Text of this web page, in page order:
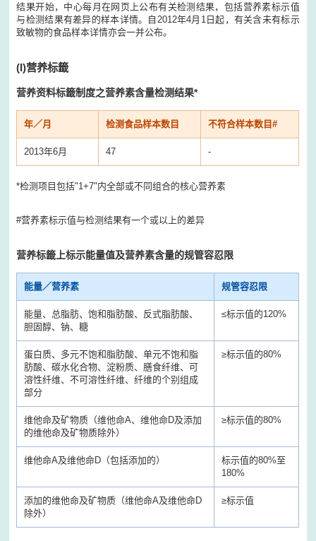
结果开始，中心每月在网页上公布有关检测结果，包括营养素标示值
与检测结果有差异的样本详情。自2012年4月1日起，有关含未有标示
致敏物的食品样本详情亦会一并公布。
(I)营养标籤
营养资料标籤制度之营养素含量检测结果*
年／月 检测食品样本数目 不符合样本数目#
2013年6月 47 -
*检测项目包括"1+7"内全部或不同组合的核心营养素
#营养素标示值与检测结果有一个或以上的差异
营养标籤上标示能量值及营养素含量的规管容忍限
能量／营养素 规管容忍限
能量、总脂肪、饱和脂肪酸、反式脂肪酸、
胆固醇、钠、糖
≤标示值的120%
蛋白质、多元不饱和脂肪酸、单元不饱和脂
肪酸、碳水化合物、淀粉质、膳食纤维、可
溶性纤维、不可溶性纤维、纤维的个别组成
部分
≥标示值的80%
维他命及矿物质（维他命A、维他命D及添加
的维他命及矿物质除外）
≥标示值的80%
维他命A及维他命D（包括添加的）
标示值的80%至
180%
添加的维他命及矿物质（维他命A及维他命D
除外）
≥标示值